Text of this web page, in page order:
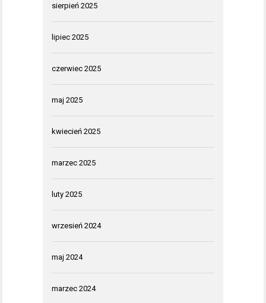
sierpień 2025
lipiec 2025
czerwiec 2025
maj 2025
kwiecień 2025
marzec 2025
luty 2025
wrzesień 2024
maj 2024
marzec 2024